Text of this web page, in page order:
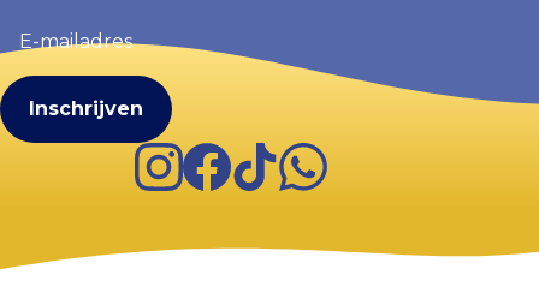
mailadres
(Vereist)
InstagramFacebook
TikTokWhatsApp